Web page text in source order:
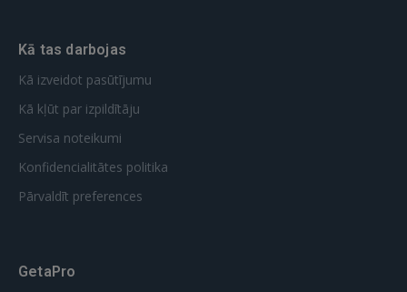
Kā tas darbojas
Kā izveidot pasūtījumu
Kā kļūt par izpildītāju
Servisa noteikumi
Konfidencialitātes politika
Pārvaldīt preferences
GetaPro